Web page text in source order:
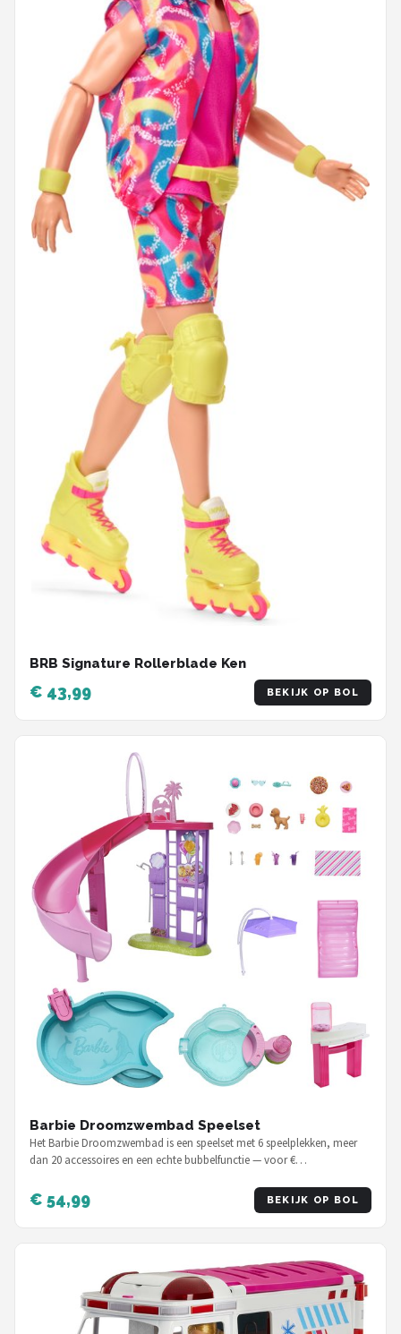
BRB Signature Rollerblade Ken
€ 43,99 BEKIJK OP BOL
Barbie Droomzwembad Speelset
Het Barbie Droomzwembad is een speelset met 6 speelplekken, meer
dan 20 accessoires en een echte bubbelfunctie — voor €…
€ 54,99 BEKIJK OP BOL